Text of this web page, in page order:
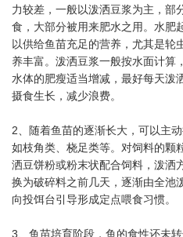
力较差，一般以泼洒豆浆为主，部
食，大部分被用来肥水之用。水肥
以供给鱼苗充足的营养，尤其是轮
养丰富。泼洒豆浆一般按水面计算
水体的肥瘦适当增减，最好每天泼
摄食生长，减少浪费。
2、随着鱼苗的逐渐长大，可以主
如枝角类、桡足类等。对饲料的颗
洒豆饼粉或粉末状配合饲料，泼洒
换为破碎料之前几天，逐渐由全池
向投饵台引导形成定点喂食习惯。
3、鱼苗培育阶段，鱼的食性还未